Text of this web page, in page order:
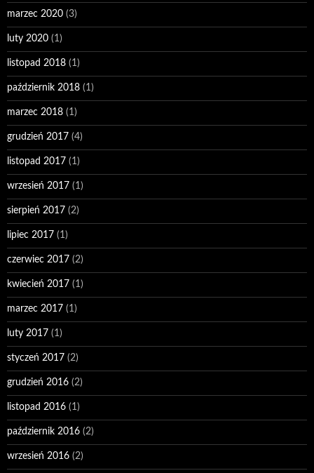
marzec 2020 (3)
luty 2020 (1)
listopad 2018 (1)
październik 2018 (1)
marzec 2018 (1)
grudzień 2017 (4)
listopad 2017 (1)
wrzesień 2017 (1)
sierpień 2017 (2)
lipiec 2017 (1)
czerwiec 2017 (2)
kwiecień 2017 (1)
marzec 2017 (1)
luty 2017 (1)
styczeń 2017 (2)
grudzień 2016 (2)
listopad 2016 (1)
październik 2016 (2)
wrzesień 2016 (2)